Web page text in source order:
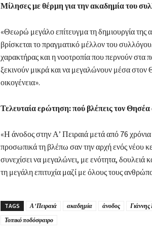
Μίλησες με θέρμη για την ακαδημία του
«Θεωρώ μεγάλο επίτευγμα τη δημιουργία της
βρίσκεται το πραγματικό μέλλον του
χαρακτήρας και η νοοτροπία που περνούν στα
ξεκινούν μικρά και να μεγαλώνουν μέσα στον
οικογένεια».
Τελευταία ερώτηση: πού βλέπεις τον
«Η άνοδος στην Α’ Πειραιά μετά από 76
προσωπικά τη βλέπω σαν την αρχή ενός νέου
συνεχίσει να μεγαλώνει, με ενότητα,
τη μεγάλη επιτυχία μαζί με όλους τους
TAGS Α' Πειραιά ακαδημία άνοδος Γιάννης
Τοπικό ποδόσφαιρο